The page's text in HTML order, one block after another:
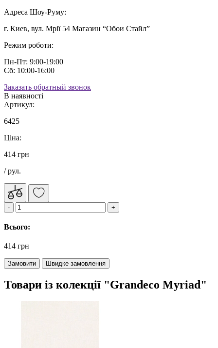
Адреса Шоу-Руму:
г. Киев, вул. Мрії 54 Магазин “Обои Стайл”
Режим роботи:
Пн-Пт: 9:00-19:00
Сб: 10:00-16:00
Заказать обратный звонок
В наявності
Артикул:
6425
Ціна:
414 грн
/ рул.
Всього:
414 грн
Замовити Швидке замовлення
Товари із колекції "Grandeco Myriad"